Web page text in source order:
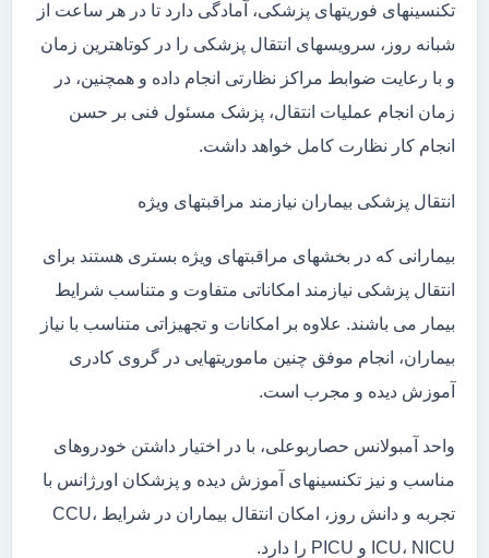
تکنسینهای فوریتهای پزشکی، آمادگی دارد تا در هر ساعت از
شبانه روز، سرویسهای انتقال پزشکی را در کوتاهترین زمان
و با رعایت ضوابط مراکز نظارتی انجام داده و همچنین، در
زمان انجام عملیات انتقال، پزشک مسئول فنی بر حسن
انجام کار نظارت کامل خواهد داشت.
انتقال پزشکی بیماران نیازمند مراقبتهای ویژه
بیمارانی که در بخشهای مراقبتهای ویژه بستری هستند برای
انتقال پزشکی نیازمند امکاناتی متفاوت و متناسب شرایط
بیمار می باشند. علاوه بر امکانات و تجهیزاتی متناسب با نیاز
بیماران، انجام موفق چنین ماموریتهایی در گروی کادری
آموزش دیده و مجرب است.
واحد آمبولانس حصاربوعلی، با در اختیار داشتن خودروهای
مناسب و نیز تکنسینهای آموزش دیده و پزشکان اورژانس با
تجربه و دانش روز، امکان انتقال بیماران در شرایط CCU،
ICU، NICU و PICU را دارد.